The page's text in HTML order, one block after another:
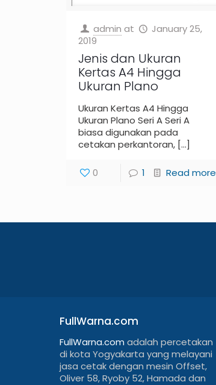
admin at
January 25,
2019
Jenis dan Ukuran
Kertas A4 Hingga
Ukuran Plano
Ukuran Kertas A4 Hingga
Ukuran Plano Seri A Seri A
biasa digunakan pada
cetakan perkantoran, […]
0 1 Read more
FullWarna.com
FullWarna.com adalah percetakan
di kota Yogyakarta yang melayani
jasa cetak dengan mesin Offset,
Oliver 58, Ryoby 52, Hamada dan